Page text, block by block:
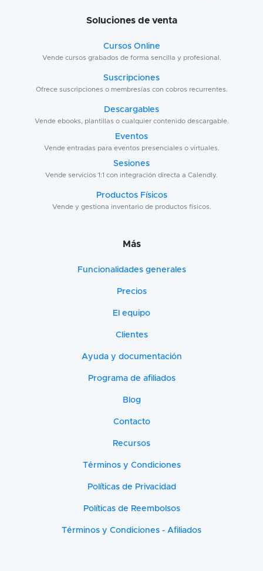
Soluciones de venta
Cursos Online
Vende cursos grabados de forma sencilla y profesional.
Suscripciones
Ofrece suscripciones o membresías con cobros recurrentes.
Descargables
Vende ebooks, plantillas o cualquier contenido descargable.
Eventos
Vende entradas para eventos presenciales o virtuales.
Sesiones
Vende servicios 1:1 con integración directa a Calendly.
Productos Físicos
Vende y gestiona inventario de productos físicos.
Más
Funcionalidades generales
Precios
El equipo
Clientes
Ayuda y documentación
Programa de afiliados
Blog
Contacto
Recursos
Términos y Condiciones
Políticas de Privacidad
Políticas de Reembolsos
Términos y Condiciones - Afiliados